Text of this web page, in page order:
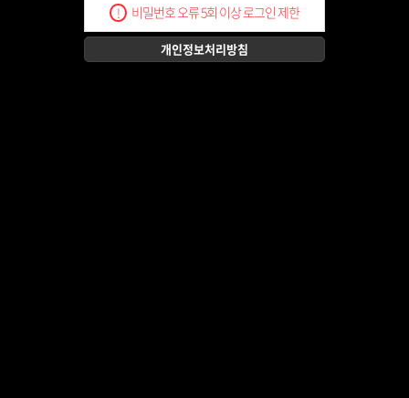
! 비밀번호 오류 5회 이상 로그인 제한
개인정보처리방침